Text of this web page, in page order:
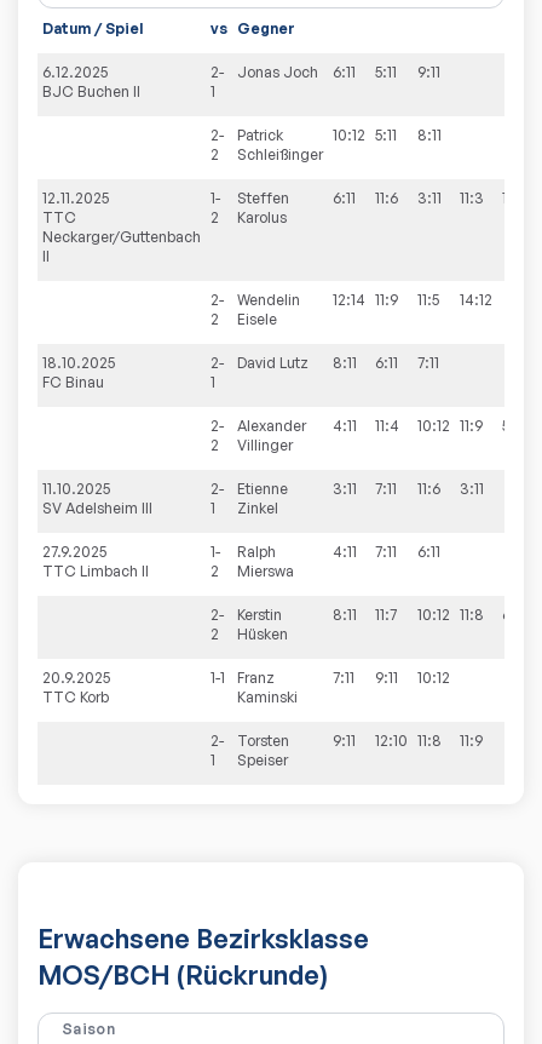
Datum / Spiel vs Gegner
6.12.2025
BJC Buchen II
2-
1
Jonas Joch 6:11 5:11 9:11
2-
2
Patrick
Schleißinger
10:12 5:11 8:11
12.11.2025
TTC
Neckarger/Guttenbach
II
1-
2
Steffen
Karolus
6:11 11:6 3:11 11:3 11:8
2-
2
Wendelin
Eisele
12:14 11:9 11:5 14:12
18.10.2025
FC Binau
2-
1
David Lutz 8:11 6:11 7:11
2-
2
Alexander
Villinger
4:11 11:4 10:12 11:9 5:11
11.10.2025
SV Adelsheim III
2-
1
Etienne
Zinkel
3:11 7:11 11:6 3:11
27.9.2025
TTC Limbach II
1-
2
Ralph
Mierswa
4:11 7:11 6:11
2-
2
Kerstin
Hüsken
8:11 11:7 10:12 11:8 6:11
20.9.2025
TTC Korb
1-1
Franz
Kaminski
7:11 9:11 10:12
2-
1
Torsten
Speiser
9:11 12:10 11:8 11:9
Erwachsene Bezirksklasse
MOS/BCH (Rückrunde)
Saison